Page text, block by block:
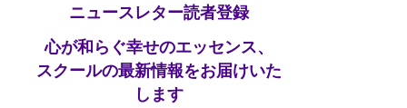
ニュースレター読者登録
心が和らぐ幸せのエッセンス、
スクールの最新情報をお届けいた
します